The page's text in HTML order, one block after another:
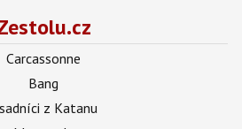
Carcassonne
Bang
z Katanu